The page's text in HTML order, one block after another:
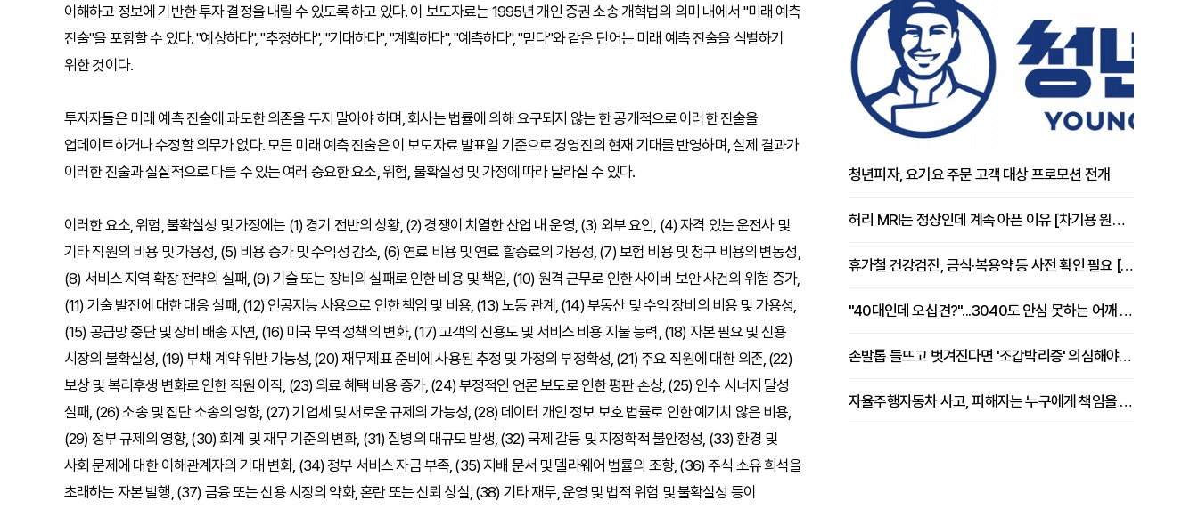
이해하고 정보에 기반한 투자 결정을 내릴 수 있도록 하고 있다. 이 보도자료는 1995년 개인 증권 소송 개혁법의 의미 내에서 "미래 예측
진술"을 포함할 수 있다. "예상하다", "추정하다", "기대하다", "계획하다", "예측하다", "믿다"와 같은 단어는 미래 예측 진술을 식별하기
위한 것이다.
투자자들은 미래 예측 진술에 과도한 의존을 두지 말아야 하며, 회사는 법률에 의해 요구되지 않는 한 공개적으로 이러한 진술을
업데이트하거나 수정할 의무가 없다. 모든 미래 예측 진술은 이 보도자료 발표일 기준으로 경영진의 현재 기대를 반영하며, 실제 결과가
이러한 진술과 실질적으로 다를 수 있는 여러 중요한 요소, 위험, 불확실성 및 가정에 따라 달라질 수 있다.
이러한 요소, 위험, 불확실성 및 가정에는 (1) 경기 전반의 상황, (2) 경쟁이 치열한 산업 내 운영, (3) 외부 요인, (4) 자격 있는 운전사 및
기타 직원의 비용 및 가용성, (5) 비용 증가 및 수익성 감소, (6) 연료 비용 및 연료 할증료의 가용성, (7) 보험 비용 및 청구 비용의 변동성,
(8) 서비스 지역 확장 전략의 실패, (9) 기술 또는 장비의 실패로 인한 비용 및 책임, (10) 원격 근무로 인한 사이버 보안 사건의 위험 증가,
(11) 기술 발전에 대한 대응 실패, (12) 인공지능 사용으로 인한 책임 및 비용, (13) 노동 관계, (14) 부동산 및 수익 장비의 비용 및 가용성,
(15) 공급망 중단 및 장비 배송 지연, (16) 미국 무역 정책의 변화, (17) 고객의 신용도 및 서비스 비용 지불 능력, (18) 자본 필요 및 신용
시장의 불확실성, (19) 부채 계약 위반 가능성, (20) 재무제표 준비에 사용된 추정 및 가정의 부정확성, (21) 주요 직원에 대한 의존, (22)
보상 및 복리후생 변화로 인한 직원 이직, (23) 의료 혜택 비용 증가, (24) 부정적인 언론 보도로 인한 평판 손상, (25) 인수 시너지 달성
실패, (26) 소송 및 집단 소송의 영향, (27) 기업세 및 새로운 규제의 가능성, (28) 데이터 개인 정보 보호 법률로 인한 예기치 않은 비용,
(29) 정부 규제의 영향, (30) 회계 및 재무 기준의 변화, (31) 질병의 대규모 발생, (32) 국제 갈등 및 지정학적 불안정성, (33) 환경 및
사회 문제에 대한 이해관계자의 기대 변화, (34) 정부 서비스 자금 부족, (35) 지배 문서 및 델라웨어 법률의 조항, (36) 주식 소유 희석을
초래하는 자본 발행, (37) 금융 또는 신용 시장의 약화, 혼란 또는 신뢰 상실, (38) 기타 재무, 운영 및 법적 위험 및 불확실성 등이
청년피자, 요기요 주문 고객 대상 프로모션 전개
허리 MRI는 정상인데 계속 아픈 이유 [차기용 원장 칼럼]
휴가철 건강검진, 금식·복용약 등 사전 확인 필요 [정도감 원장 칼럼]
"40대인데 오십견?"...3040도 안심 못하는 어깨 유착성 관절낭염
손발톱 들뜨고 벗겨진다면 '조갑박리증' 의심해야 [김철윤 원장 칼럼]
자율주행자동차 사고, 피해자는 누구에게 책임을 물을 수 있을까